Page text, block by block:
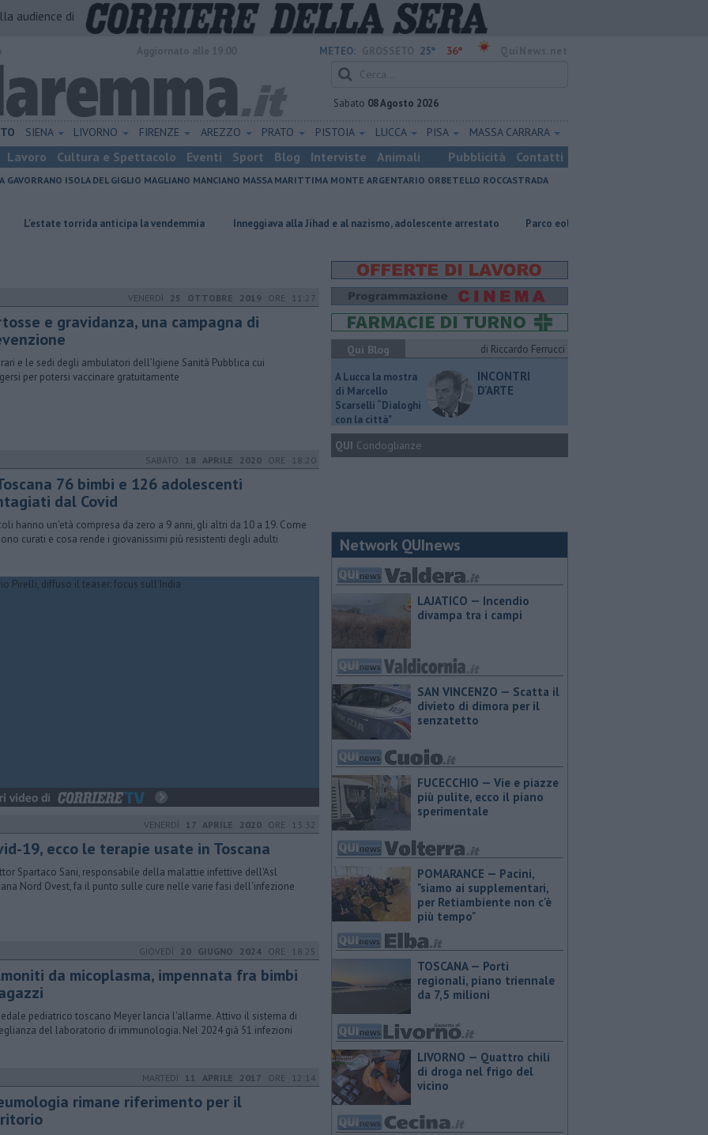
audience di
METEO: 25° 36°
Sabato 08 Agosto 2026
SIENA LIVORNO FIRENZE AREZZO PRATO PISTOIA LUCCA PISA MASSA CARRARA
Lavoro Cultura e Spettacolo Eventi Sport Blog Interviste Animali Pubblicità Contatti
GAVORRANO ISOLA DEL GIGLIO MAGLIANO MANCIANO MASSA MARITTIMA MONTE ARGENTARIO ORBETELLO ROCCASTRADA
torrida anticipa la vendemmia Inneggiava alla Jihad e al nazismo, adolescente arrestato Parco eolico in mare, Confagricoltura contraria
VENERDÌ 25 OTTOBRE 2019 ORE 11:27
e gravidanza, una campagna di
e le sedi degli ambulatori dell’Igiene Sanità Pubblica cui
per potersi vaccinare gratuitamente
SABATO 18 APRILE 2020 ORE 18:20
76 bimbi e 126 adolescenti
dal Covid
hanno un'età compresa da zero a 9 anni, gli altri da 10 a 19. Come
curati e cosa rende i giovanissimi più resistenti degli adulti
VENERDÌ 17 APRILE 2020 ORE 13:32
19, ecco le terapie usate in Toscana
Spartaco Sani, responsabile della malattie infettive dell'Asl
Nord Ovest, fa il punto sulle cure nelle varie fasi dell'infezione
GIOVEDÌ 20 GIUGNO 2024 ORE 18:25
da micoplasma, impennata fra bimbi
pediatrico toscano Meyer lancia l'allarme. Attivo il sistema di
del laboratorio di immunologia. Nel 2024 già 51 infezioni
MARTEDÌ 11 APRILE 2017 ORE 12:14
rimane riferimento per il
Qui Blog di Riccardo Ferrucci
A Lucca la mostra
di Marcello
Scarselli “Dialoghi
con la città"
INCONTRI
D'ARTE
QUI Condoglianze
Network QUInews
LAJATICO — Incendio
divampa tra i campi
SAN VINCENZO — Scatta il
divieto di dimora per il
senzatetto
FUCECCHIO — Vie e piazze
più pulite, ecco il piano
sperimentale
POMARANCE — Pacini,
"siamo ai supplementari,
per Retiambiente non c'è
più tempo"
TOSCANA — Porti
regionali, piano triennale
da 7,5 milioni
LIVORNO — Quattro chili
di droga nel frigo del
vicino